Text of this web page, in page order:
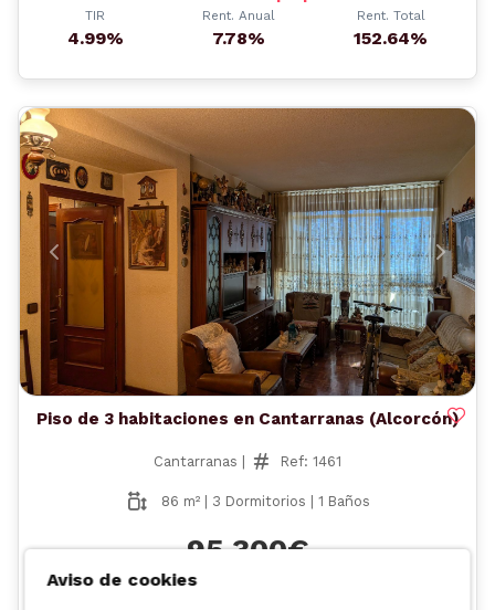
TIR
4.99%
Rent. Anual
7.78%
Rent. Total
152.64%
Anterior
Piso de 3 habitaciones en Cantarranas (Alcorcón)
Cantarranas | Ref: 1461
86 m² | 3 Dormitorios | 1 Baños
95.300€
Aviso de cookies